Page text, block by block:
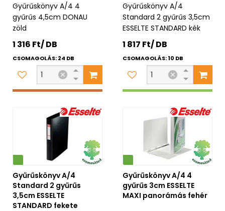
Gyűrűskönyv A/4 4
gyűrűs 4,5cm DONAU
zöld
1 316 Ft/ DB
CSOMAGOLÁS: 24 DB
Gyűrűskönyv A/4
Standard 2 gyűrűs 3,5cm
ESSELTE STANDARD kék
1 817 Ft/ DB
CSOMAGOLÁS: 10 DB
Gyűrűskönyv A/4
Standard 2 gyűrűs
3,5cm ESSELTE
STANDARD fekete
Környezetbarát
Gyűrűskönyv A/4 4
gyűrűs 3cm ESSELTE
MAXI panorámás fehér